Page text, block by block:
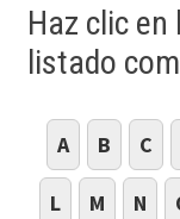
Haz clic en
listado
A B C
L M N